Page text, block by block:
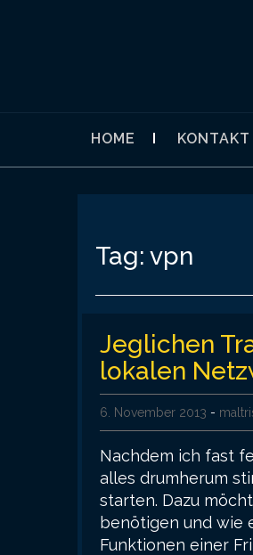
HOME KONTAKT
Tag: vpn
Jeglichen
lokalen
6. November 2013 -
Nachdem ich fast
alles drumherum
starten. Dazu
benötigen und wie
Funktionen einer